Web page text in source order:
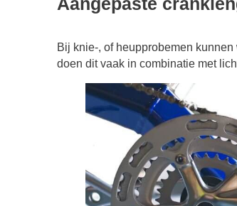
Bij knie-, of heupprobemen
doen dit vaak in combinatie met